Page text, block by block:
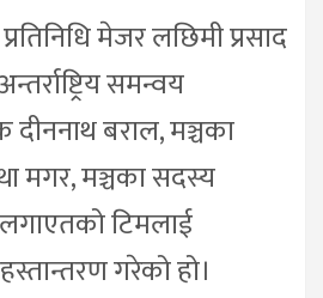
मेजर लछिमी प्रसाद
समन्वय
बराल, मञ्चका
मगर, मञ्चका सदस्य
टिमलाई
गरेको हो।